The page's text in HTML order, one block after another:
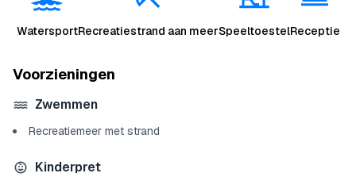
WatersportRecreatiestrand aan meerSpeeltoestelReceptie
Voorzieningen
Zwemmen
Recreatiemeer met strand
Kinderpret